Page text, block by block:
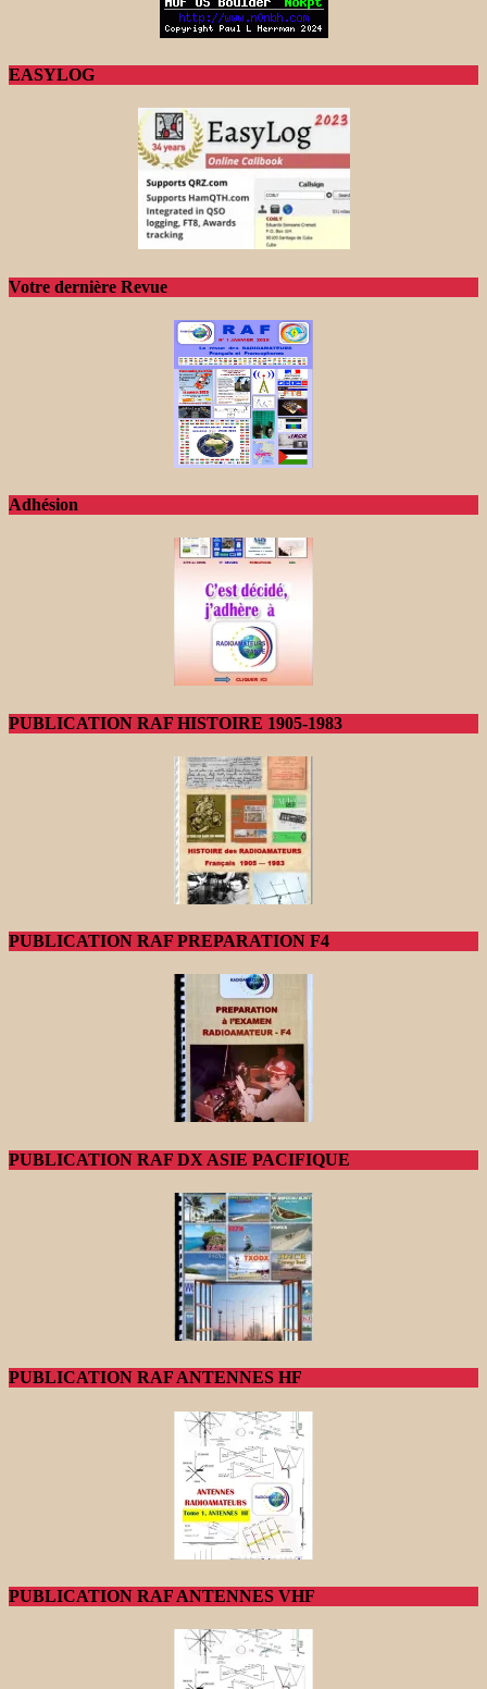
EASYLOG
Votre dernière Revue
Adhésion
PUBLICATION RAF HISTOIRE 1905-1983
PUBLICATION RAF PREPARATION F4
PUBLICATION RAF DX ASIE PACIFIQUE
PUBLICATION RAF ANTENNES HF
PUBLICATION RAF ANTENNES VHF